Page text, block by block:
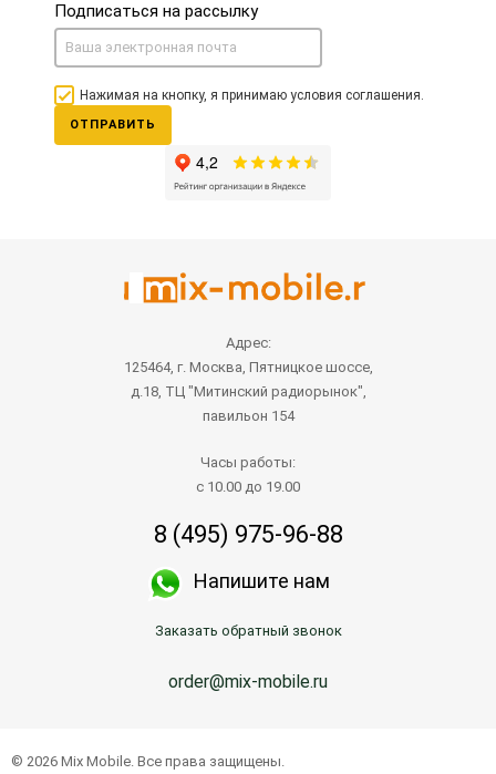
Подписаться на рассылку
Нажимая на кнопку, я принимаю условия соглашения.
ОТПРАВИТЬ
Адрес:
125464, г. Москва, Пятницкое шоссе,
д.18, ТЦ "Митинский радиорынок",
павильон 154
Часы работы:
с 10.00 до 19.00
8 (495) 975-96-88
Напишите нам
Заказать обратный звонок
order@mix-mobile.ru
© 2026 Mix Mobile. Все права защищены.